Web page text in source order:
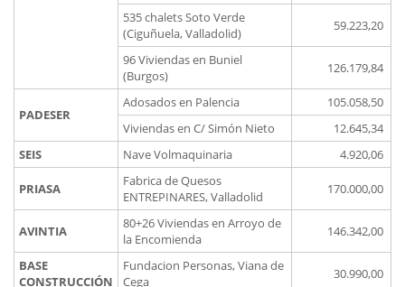
535 chalets Soto Verde
(Ciguñuela, Valladolid)
59.223,20
96 Viviendas en Buniel
(Burgos)
126.179,84
PADESER
Adosados en Palencia
105.058,50
Viviendas en C/ Simón Nieto
12.645,34
SEIS
Nave Volmaquinaria 4.920,06
PRIASA
Fabrica de Quesos
ENTREPINARES, Valladolid
170.000,00
AVINTIA
80+26 Viviendas en Arroyo de
la Encomienda
146.342,00
BASE
CONSTRUCCIÓN
Fundacion Personas, Viana de
Cega
30.990,00